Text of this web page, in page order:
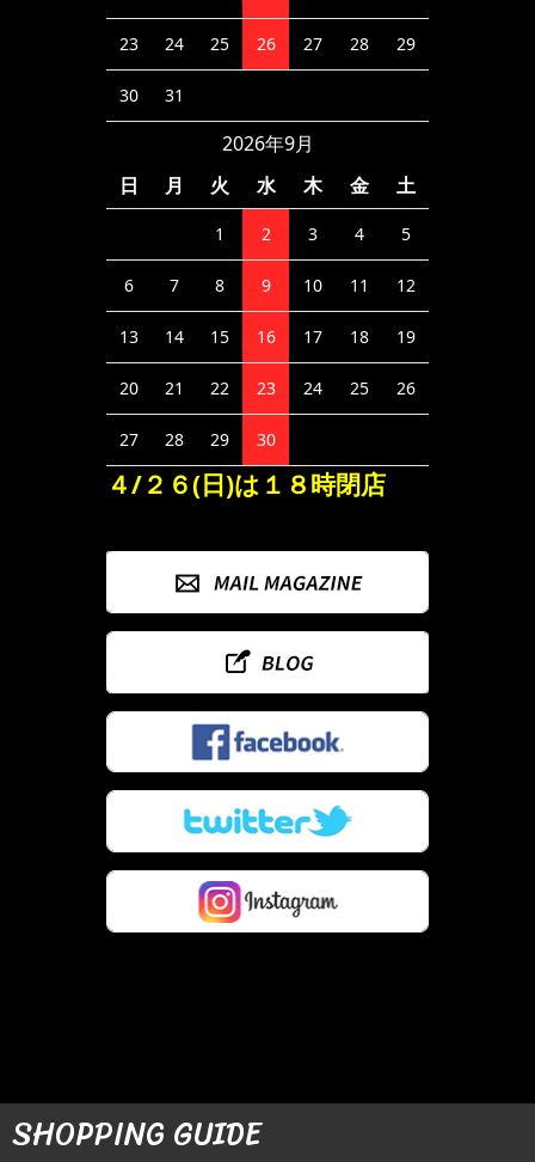
23 24 25 26 27 28 29
30 31
2026年9月
日
月 火 水 木 金 土
1 2 3 4 5
6 7 8 9 10 11 12
13 14 15 16 17 18 19
20 21 22 23 24 25 26
27 28 29 30
４/２６(日)は１８時閉店
SHOPPING GUIDE